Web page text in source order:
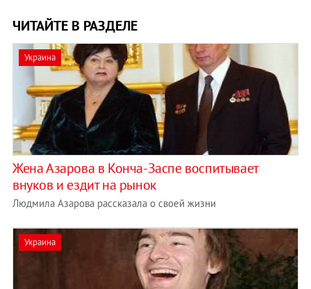
ЧИТАЙТЕ В РАЗДЕЛЕ
Украина
Жена Азарова в Конча-Заспе воспитывает
внуков и ездит на рынок
Людмила Азарова рассказала о своей жизни
Украина